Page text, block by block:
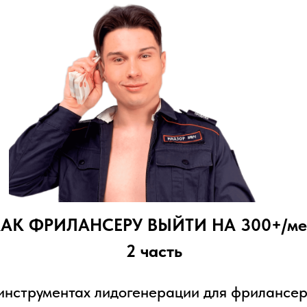
ФРИЛАНСЕРУ ВЫЙТИ НА 300+/
2 часть
лидогенерации для